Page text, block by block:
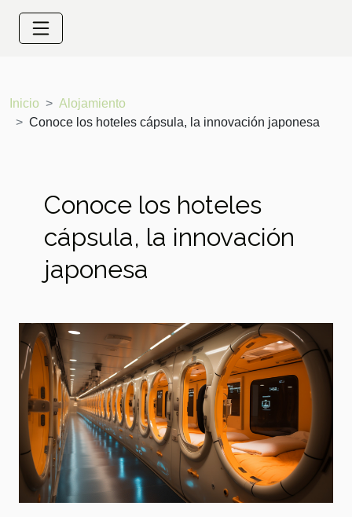
Inicio
Alojamiento
Conoce los hoteles cápsula, la innovación japonesa
Conoce los hoteles
cápsula, la innovación
japonesa